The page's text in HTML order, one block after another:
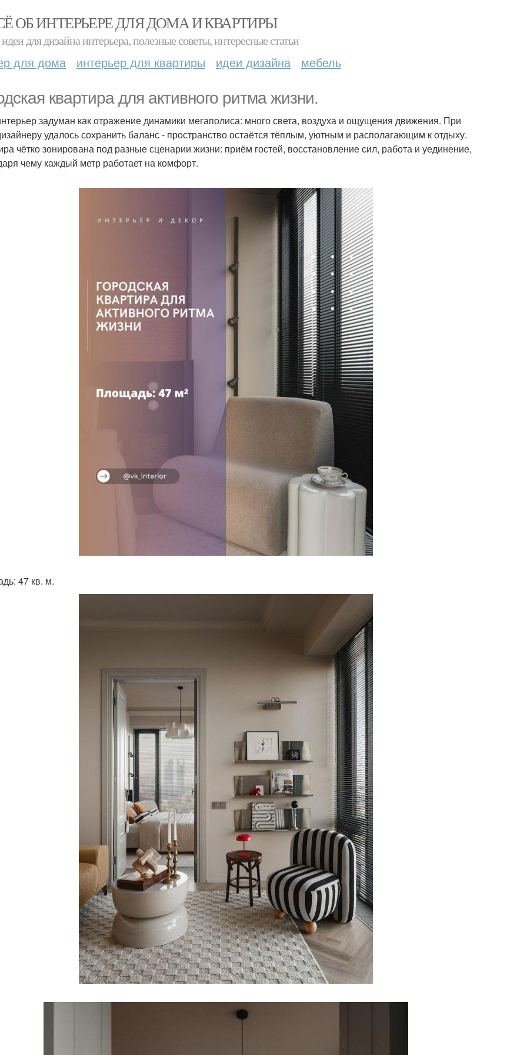
ОБ ИНТЕРЬЕРЕ ДЛЯ ДОМА И КВАРТИРЫ
для дизайна интерьера, полезные советы, интересные статьи
для дома интерьер для квартиры идеи дизайна мебель
квартира для активного ритма жизни.
задуман как отражение динамики мегаполиса: много света, воздуха и ощущения движения. При
удалось сохранить баланс - пространство остаётся тёплым, уютным и располагающим к отдыху.
чётко зонирована под разные сценарии жизни: приём гостей, восстановление сил, работа и уединение,
чему каждый метр работает на комфорт.
47 кв. м.